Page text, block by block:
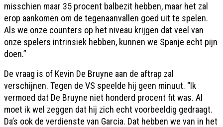
misschien maar 35 procent balbezit hebben, maar het zal
erop aankomen om de tegenaanvallen goed uit te spelen.
Als we onze counters op het niveau krijgen dat veel van
onze spelers intrinsiek hebben, kunnen we Spanje echt pijn
doen.”
De vraag is of Kevin De Bruyne aan de aftrap zal
verschijnen. Tegen de VS speelde hij geen minuut. “Ik
vermoed dat De Bruyne niet honderd procent fit was. Al
moet ik wel zeggen dat hij zich echt voorbeeldig gedraagt.
Da’s ook de verdienste van Garcia. Dat hebben we van in het